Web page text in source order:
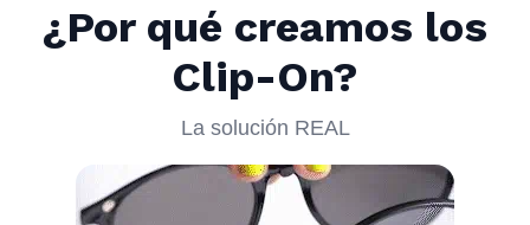
¿Por qué creamos los
Clip-On?
La solución REAL